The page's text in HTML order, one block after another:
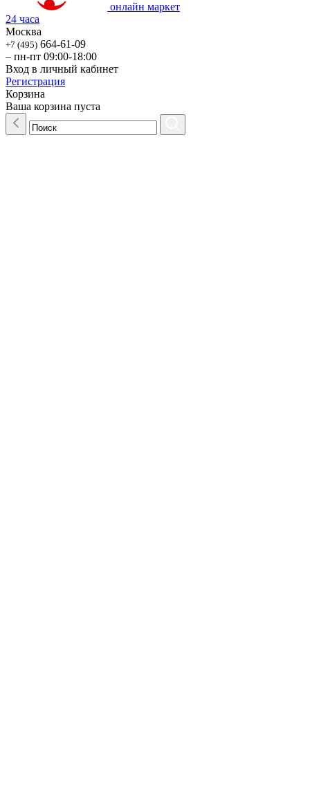
онлайн маркет
24 часа
Москва
+7 (495) 664-61-09
– пн-пт 09:00-18:00
Вход в личный кабинет
Регистрация
Корзина
Ваша корзина пуста